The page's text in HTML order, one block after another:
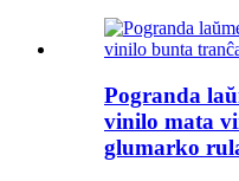
Pogranda
vinilo mata
glumarko